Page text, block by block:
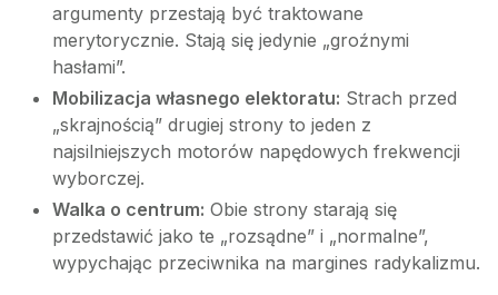
argumenty przestają być traktowane
merytorycznie. Stają się jedynie „groźnymi
hasłami”.
Mobilizacja własnego elektoratu: Strach przed
„skrajnością” drugiej strony to jeden z
najsilniejszych motorów napędowych frekwencji
wyborczej.
Walka o centrum: Obie strony starają się
przedstawić jako te „rozsądne” i „normalne”,
wypychając przeciwnika na margines radykalizmu.